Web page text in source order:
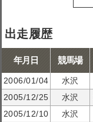
出走履歴
年月日 競馬場
2006/01/04 水沢
2005/12/25
水沢
2005/12/10
水沢